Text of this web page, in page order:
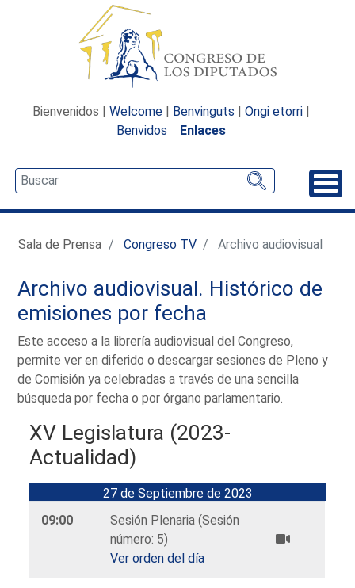
Bienvenidos | Welcome | Benvinguts | Ongi etorri |
Benvidos
Enlaces
Sala de Prensa Congreso TV Archivo audiovisual
Archivo audiovisual. Histórico de
emisiones por fecha
Este acceso a la librería audiovisual del Congreso,
permite ver en diferido o descargar sesiones de Pleno y
de Comisión ya celebradas a través de una sencilla
búsqueda por fecha o por órgano parlamentario.
XV Legislatura (2023-
Actualidad)
27 de Septiembre de 2023
09:00
Sesión Plenaria (Sesión
número: 5)
Ver orden del día